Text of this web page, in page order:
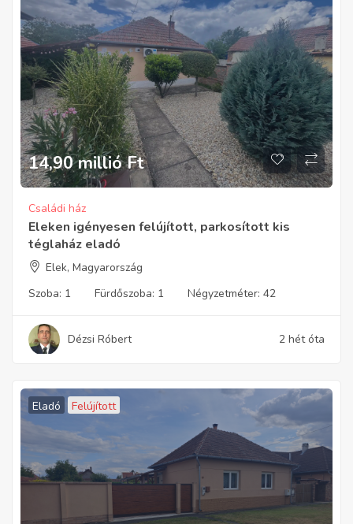
14,90 millió Ft
Családi ház
Eleken igényesen felújított, parkosított kis
téglaház eladó
Elek, Magyarország
Szoba: 1 Fürdőszoba: 1 Négyzetméter: 42
Dézsi Róbert 2 hét óta
Eladó Felújított